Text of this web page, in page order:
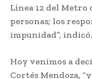
Línea 12 del Metro
personas; los
impunidad”, indicó.
Hoy venimos a
Cortés Mendoza,